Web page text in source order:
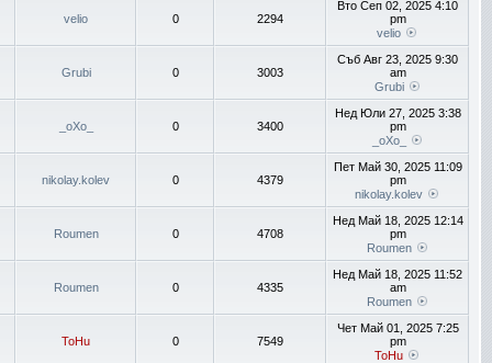
velio 0 2294
Вто Сеп 02, 2025 4:10
pm
velio
Grubi 0 3003
Съб Авг 23, 2025 9:30
am
Grubi
_oXo_ 0 3400
Нед Юли 27, 2025 3:38
pm
_oXo_
nikolay.kolev 0 4379
Пет Май 30, 2025 11:09
pm
nikolay.kolev
Roumen 0 4708
Нед Май 18, 2025 12:14
pm
Roumen
Roumen 0 4335
Нед Май 18, 2025 11:52
am
Roumen
ToHu 0 7549
Чет Май 01, 2025 7:25
pm
ToHu